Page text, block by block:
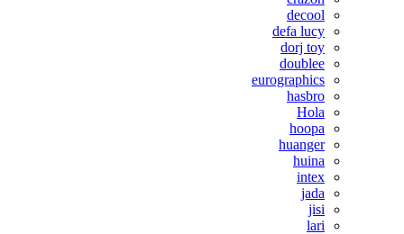
decool
defa lucy
dorj toy
doublee
eurographics
hasbro
Hola
hoopa
huanger
huina
intex
jada
jisi
lari